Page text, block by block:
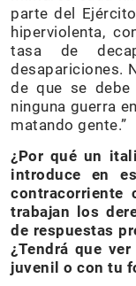
parte del
hiperviolenta,
tasa de
desapariciones.
de que se
ninguna guerra
matando gente.”
¿Por qué un
introduce en
contracorriente
trabajan los
de respuestas
¿Tendrá que
juvenil o con tu